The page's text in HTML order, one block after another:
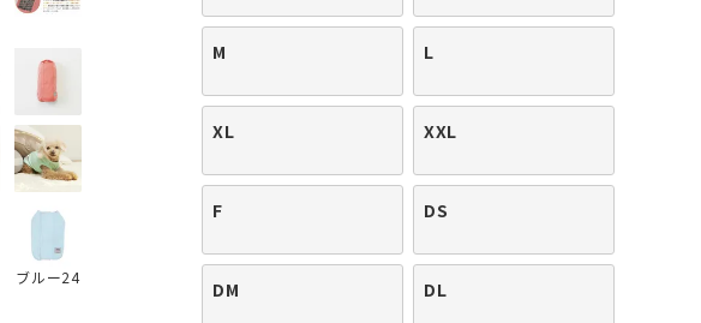
ブルー24
M L
XL XXL
F DS
DM DL